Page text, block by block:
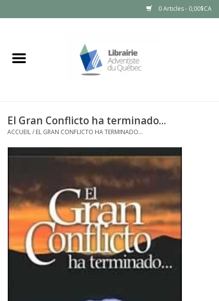
0 Articles - 0,00$CA
El Gran Conflicto ha terminado...
ACCUEIL/ EL GRAN CONFLICTO HA TERMINADO...